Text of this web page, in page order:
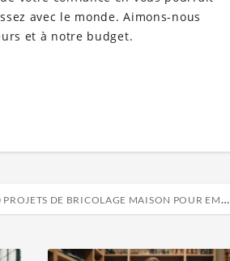
avec le monde. Aimons-nous
et à notre budget.
10 PROJETS DE BRICOLAGE MAISON POUR EMBELLIR VOTRE INTÉRIEUR